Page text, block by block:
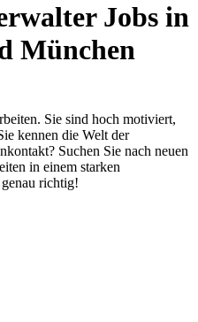
Jobs in
München
Sie sind hoch motiviert,
kennen die Welt der
Suchen Sie nach neuen
in einem starken
richtig!